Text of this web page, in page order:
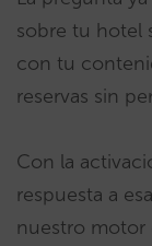
sobre tu hotel
con tu
reservas sin
Con la
respuesta a
nuestro motor